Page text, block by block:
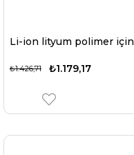
₺1.179,17
₺1.426,71